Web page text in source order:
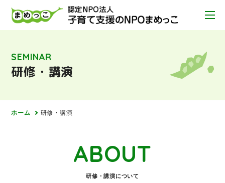
SEMINAR
研修・講演
ホーム 研修・講演
ABOUT
研修・講演について